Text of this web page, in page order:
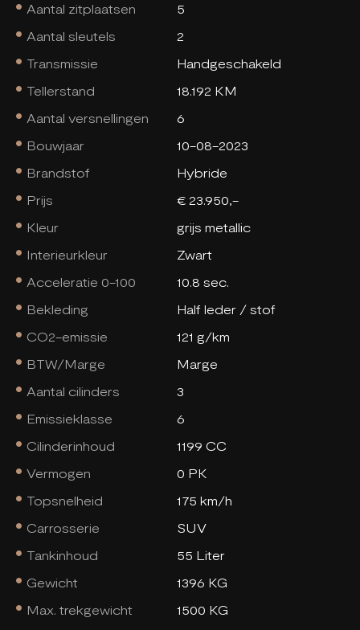
Aantal zitplaatsen
5
Aantal sleutels
2
Transmissie
Handgeschakeld
Tellerstand
18.192 KM
Aantal versnellingen
6
Bouwjaar
10-08-2023
Brandstof
Hybride
Prijs
€ 23.950,-
Kleur
grijs metallic
Interieurkleur
Zwart
Acceleratie 0-100
10.8 sec.
Bekleding
Half leder / stof
CO2-emissie
121 g/km
BTW/Marge
Marge
Aantal cilinders
3
Emissieklasse
6
Cilinderinhoud
1199 CC
Vermogen
0 PK
Topsnelheid
175 km/h
Carrosserie
SUV
Tankinhoud
55 Liter
Gewicht
1396 KG
Max. trekgewicht
1500 KG